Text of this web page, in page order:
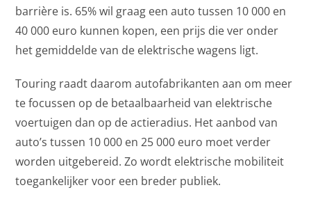
barrière is. 65% wil graag een auto tussen 10 000 en
40 000 euro kunnen kopen, een prijs die ver onder
het gemiddelde van de elektrische wagens ligt.
Touring raadt daarom autofabrikanten aan om meer
te focussen op de betaalbaarheid van elektrische
voertuigen dan op de actieradius. Het aanbod van
auto’s tussen 10 000 en 25 000 euro moet verder
worden uitgebereid. Zo wordt elektrische mobiliteit
toegankelijker voor een breder publiek.